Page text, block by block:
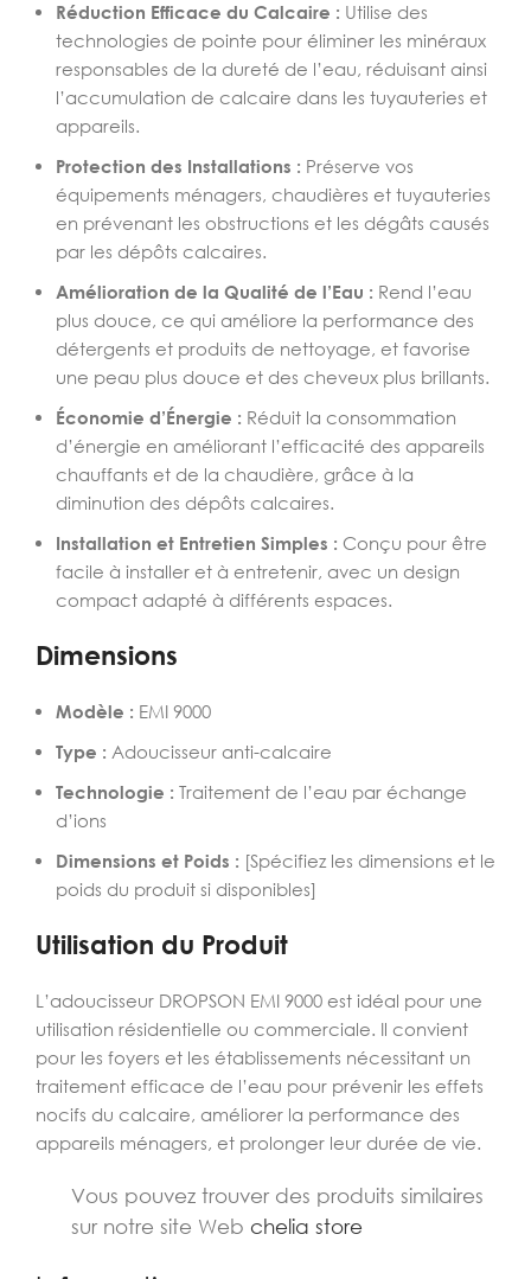
Réduction Efficace du Calcaire : Utilise des
technologies de pointe pour éliminer les minéraux
responsables de la dureté de l’eau, réduisant ainsi
l’accumulation de calcaire dans les tuyauteries et
appareils.
Protection des Installations : Préserve vos
équipements ménagers, chaudières et tuyauteries
en prévenant les obstructions et les dégâts causés
par les dépôts calcaires.
Amélioration de la Qualité de l’Eau : Rend l’eau
plus douce, ce qui améliore la performance des
détergents et produits de nettoyage, et favorise
une peau plus douce et des cheveux plus brillants.
Économie d’Énergie : Réduit la consommation
d’énergie en améliorant l’efficacité des appareils
chauffants et de la chaudière, grâce à la
diminution des dépôts calcaires.
Installation et Entretien Simples : Conçu pour être
facile à installer et à entretenir, avec un design
compact adapté à différents espaces.
Dimensions
Modèle : EMI 9000
Type : Adoucisseur anti-calcaire
Technologie : Traitement de l’eau par échange
d’ions
Dimensions et Poids : [Spécifiez les dimensions et le
poids du produit si disponibles]
Utilisation du Produit
L’adoucisseur DROPSON EMI 9000 est idéal pour une
utilisation résidentielle ou commerciale. Il convient
pour les foyers et les établissements nécessitant un
traitement efficace de l’eau pour prévenir les effets
nocifs du calcaire, améliorer la performance des
appareils ménagers, et prolonger leur durée de vie.
Vous pouvez trouver des produits similaires
sur notre site Web chelia store